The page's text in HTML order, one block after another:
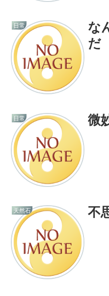
日常
な
だ
日常 微
天然石 不